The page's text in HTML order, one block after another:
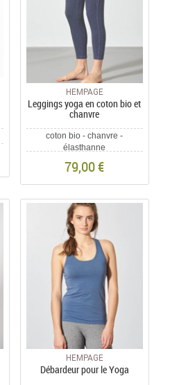
HEMPAGE
Leggings yoga en coton bio et
chanvre
coton bio - chanvre -
élasthanne
79,00 €
HEMPAGE
Débardeur pour le Yoga